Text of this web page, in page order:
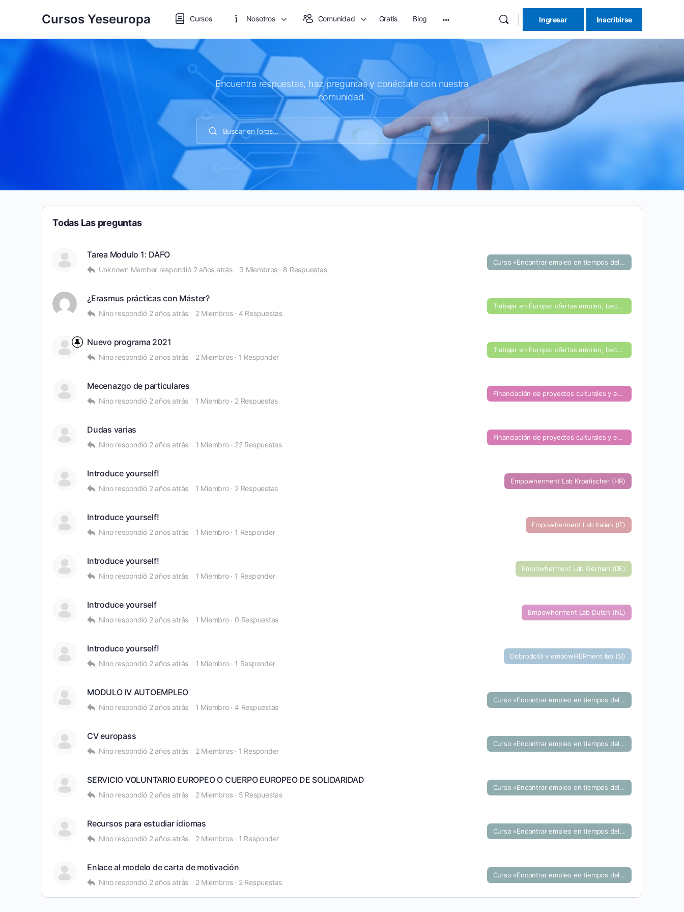
Cursos Yeseuropa Cursos Nosotros Comunidad Gratis Blog
options
Ingresar Inscribirse
Encuentra respuestas, haz preguntas y conéctate con nuestra
comunidad.
Todas Las preguntas
Tarea Modulo 1: DAFO
Unknown Member respondió 2 años atrás 3 Miembros · 8 Respuestas
Curso «Encontrar empleo en tiempos del COVID: Marca personal y herramientas del teletrabajo»
¿Erasmus prácticas con Máster?
Nino respondió 2 años atrás 2 Miembros · 4 Respuestas
Trabajar en Europa: ofertas empleo, becas y prácticas
Nuevo programa 2021
Nino respondió 2 años atrás 2 Miembros · 1 Responder
Trabajar en Europa: ofertas empleo, becas y prácticas
Mecenazgo de particulares
Nino respondió 2 años atrás 1 Miembro · 2 Respuestas
Financiación de proyectos culturales y educativos
Dudas varias
Nino respondió 2 años atrás 1 Miembro · 22 Respuestas
Financiación de proyectos culturales y educativos
Introduce yourself!
Nino respondió 2 años atrás 1 Miembro · 2 Respuestas
Empowherment Lab Kroatischer (HR)
Introduce yourself!
Nino respondió 2 años atrás 1 Miembro · 1 Responder
Empowherment Lab Italian (IT)
Introduce yourself!
Nino respondió 2 años atrás 1 Miembro · 1 Responder
Empowherment Lab German (DE)
Introduce yourself
Nino respondió 2 años atrás 1 Miembro · 0 Respuestas
Empowherment Lab Dutch (NL)
Introduce yourself!
Nino respondió 2 años atrás 1 Miembro · 1 Responder
Dobrodošli v empowHERment lab (SI)
MODULO IV AUTOEMPLEO
Nino respondió 2 años atrás 1 Miembro · 4 Respuestas
Curso «Encontrar empleo en tiempos del COVID: Marca personal y herramientas del teletrabajo»
CV europass
Nino respondió 2 años atrás 2 Miembros · 1 Responder
Curso «Encontrar empleo en tiempos del COVID: Marca personal y herramientas del teletrabajo»
SERVICIO VOLUNTARIO EUROPEO O CUERPO EUROPEO DE SOLIDARIDAD
Nino respondió 2 años atrás 2 Miembros · 5 Respuestas
Curso «Encontrar empleo en tiempos del COVID: Marca personal y herramientas del teletrabajo»
Recursos para estudiar idiomas
Nino respondió 2 años atrás 2 Miembros · 1 Responder
Curso «Encontrar empleo en tiempos del COVID: Marca personal y herramientas del teletrabajo»
Enlace al modelo de carta de motivación
Nino respondió 2 años atrás 2 Miembros · 2 Respuestas
Curso «Encontrar empleo en tiempos del COVID: Marca personal y herramientas del teletrabajo»